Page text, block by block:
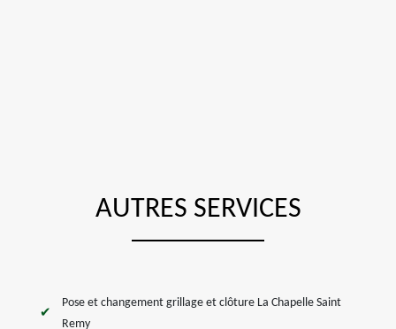
AUTRES SERVICES
Pose et changement grillage et clôture La Chapelle Saint
Remy